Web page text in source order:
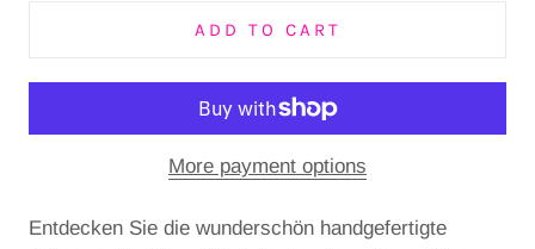
ADD TO CART
More payment options
Entdecken Sie die wunderschön handgefertigte